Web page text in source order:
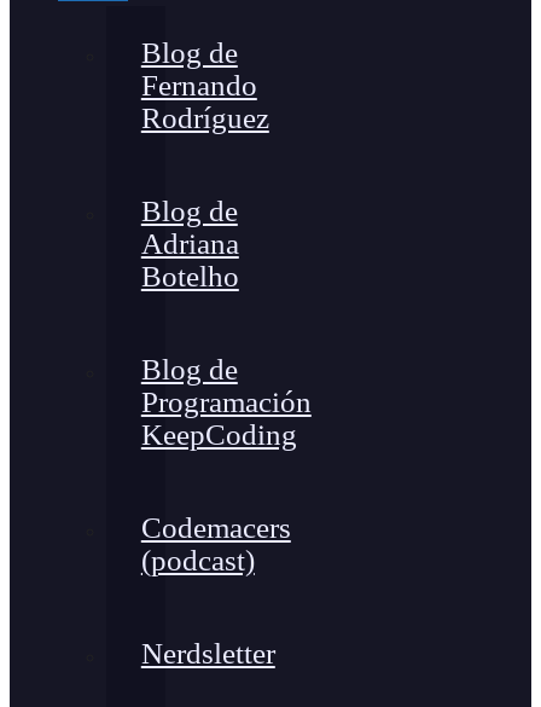
Blog de
Fernando
Rodríguez
Blog de
Adriana
Botelho
Blog de
Programación
KeepCoding
Codemacers
(podcast)
Nerdsletter